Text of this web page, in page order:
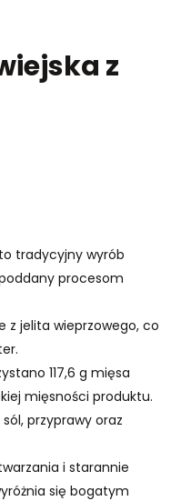
z
tradycyjny wyrób
procesom
z jelita wieprzowego, co
117,6 g mięsa
mięsności produktu.
przyprawy oraz
i starannie
się bogatym